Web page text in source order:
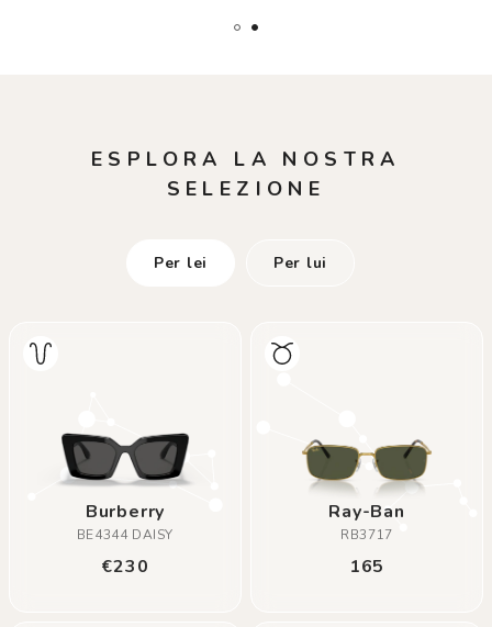
ESPLORA LA NOSTRA
SELEZIONE
Per lei Per lui
Burberry
BE4344 DAISY
€230
Ray-Ban
RB3717
165